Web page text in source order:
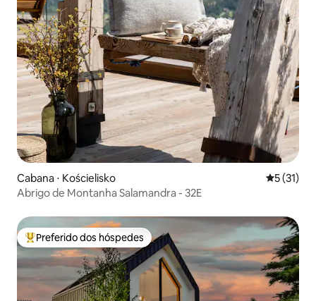
Cabana ⋅ Kościelisko 5 de uma
5 (31)
Abrigo de Montanha Salamandra - 32E
Entre os melhores preferidos dos hóspedes
Preferido dos hóspedes